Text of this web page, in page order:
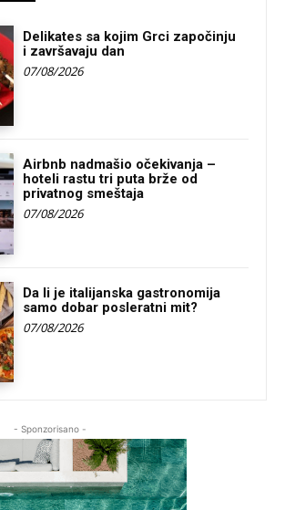
Delikates sa kojim Grci započinju
i završavaju dan
07/08/2026
Airbnb nadmašio očekivanja –
hoteli rastu tri puta brže od
privatnog smeštaja
07/08/2026
Da li je italijanska gastronomija
samo dobar posleratni mit?
07/08/2026
- Sponzorisano -